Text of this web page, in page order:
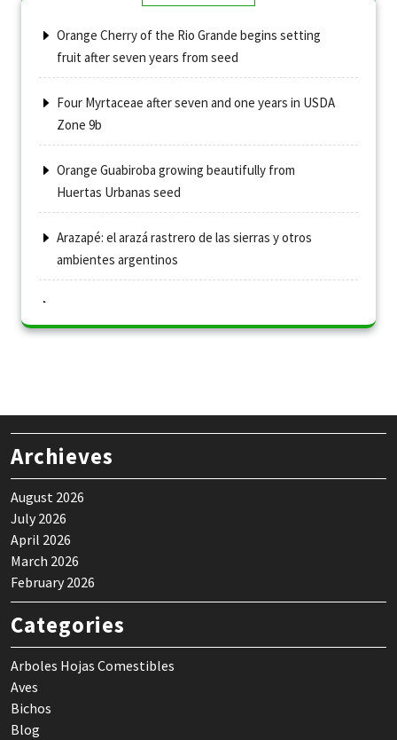
Orange Cherry of the Rio Grande begins setting
fruit after seven years from seed
Four Myrtaceae after seven and one years in USDA
Zone 9b
Orange Guabiroba growing beautifully from
Huertas Urbanas seed
Arazapé: el arazá rastrero de las sierras y otros
ambientes argentinos
Archieves
August 2026
July 2026
April 2026
March 2026
February 2026
Categories
Arboles Hojas Comestibles
Aves
Bichos
Blog